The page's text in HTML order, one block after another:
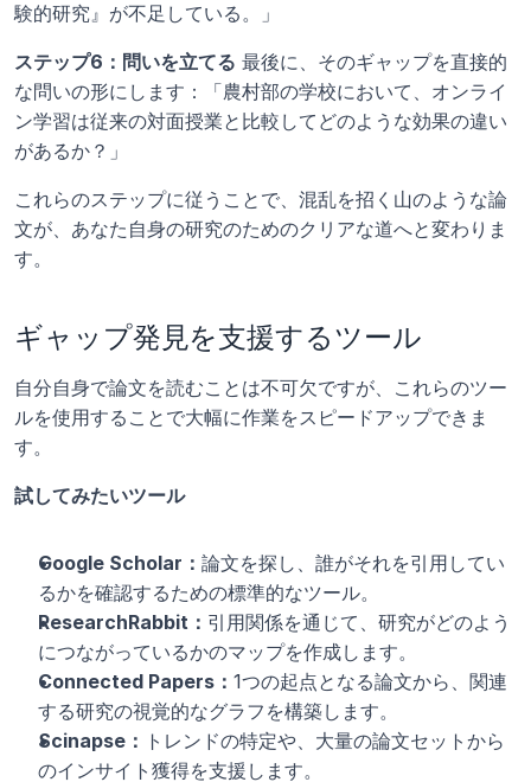
験的研究』が不足している。」
ステップ6：問いを立てる 最後に、そのギャップを直接的
な問いの形にします：「農村部の学校において、オンライ
ン学習は従来の対面授業と比較してどのような効果の違い
があるか？」
これらのステップに従うことで、混乱を招く山のような論
文が、あなた自身の研究のためのクリアな道へと変わりま
す。
ギャップ発見を支援するツール
自分自身で論文を読むことは不可欠ですが、これらのツー
ルを使用することで大幅に作業をスピードアップできま
す。
試してみたいツール
Google Scholar： 論文を探し、誰がそれを引用してい
るかを確認するための標準的なツール。
ResearchRabbit： 引用関係を通じて、研究がどのよう
につながっているかのマップを作成します。
Connected Papers： 1つの起点となる論文から、関連
する研究の視覚的なグラフを構築します。
Scinapse： トレンドの特定や、大量の論文セットから
のインサイト獲得を支援します。